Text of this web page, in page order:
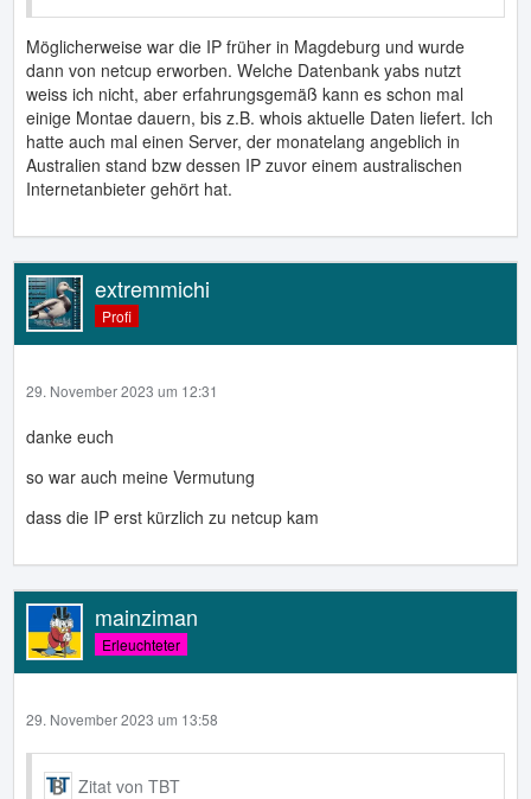
Möglicherweise war die IP früher in Magdeburg und wurde
dann von netcup erworben. Welche Datenbank yabs nutzt
weiss ich nicht, aber erfahrungsgemäß kann es schon mal
einige Montae dauern, bis z.B. whois aktuelle Daten liefert. Ich
hatte auch mal einen Server, der monatelang angeblich in
Australien stand bzw dessen IP zuvor einem australischen
Internetanbieter gehört hat.
extremmichi
Profi
29. November 2023 um 12:31
danke euch
so war auch meine Vermutung
dass die IP erst kürzlich zu netcup kam
mainziman
Erleuchteter
29. November 2023 um 13:58
Zitat von TBT